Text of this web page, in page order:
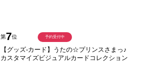
第7位
【グッズ-カード】うたの☆プリンスさまっ♪
カスタマイズビジュアルカードコレクション
予約受付中